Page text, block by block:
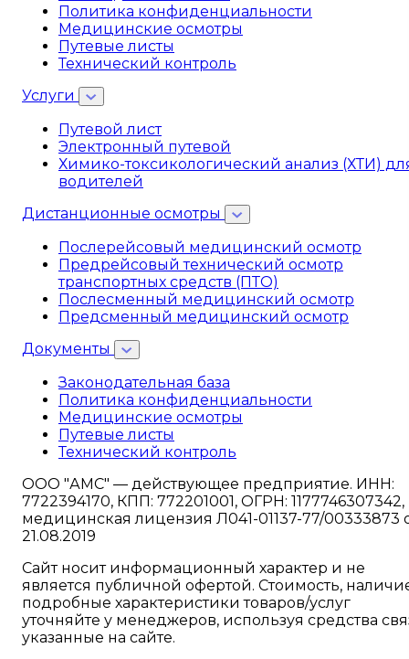
Политика конфиденциальности
Медицинские осмотры
Путевые листы
Технический контроль
Услуги
Путевой лист
Электронный путевой
Химико-токсикологический анализ (ХТИ)
водителей
Дистанционные осмотры
Послерейсовый медицинский осмотр
Предрейсовый технический осмотр
транспортных средств (ПТО)
Послесменный медицинский осмотр
Предсменный медицинский осмотр
Документы
Законодательная база
Политика конфиденциальности
Медицинские осмотры
Путевые листы
Технический контроль
ООО "АМС" — действующее предприятие. ИНН:
7722394170, КПП: 772201001, ОГРН: 1177746307342,
медицинская лицензия Л041-01137-77/00333873
21.08.2019
Сайт носит информационный характер и не
является публичной офертой. Стоимость,
подробные характеристики товаров/услуг
уточняйте у менеджеров, используя средства
указанные на сайте.